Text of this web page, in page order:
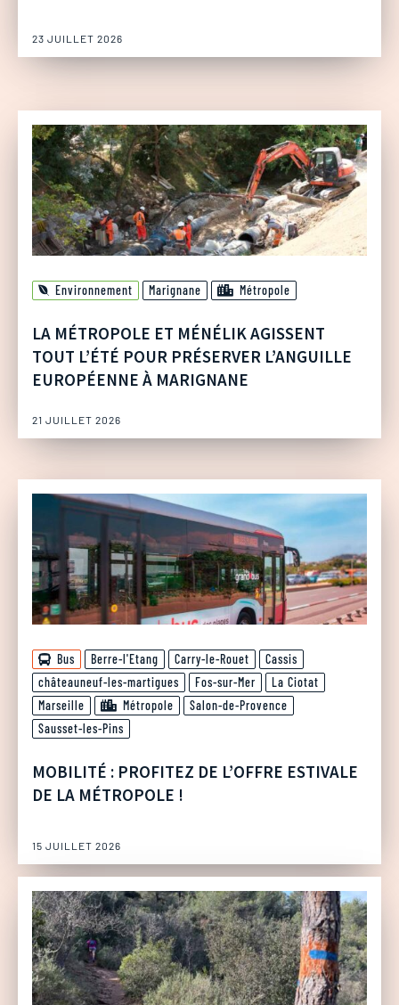
23 JUILLET 2026
Environnement Marignane Métropole
LA MÉTROPOLE ET MÉNÉLIK AGISSENT
TOUT L’ÉTÉ POUR PRÉSERVER L’ANGUILLE
EUROPÉENNE À MARIGNANE
21 JUILLET 2026
Bus Berre-l'Etang Carry-le-Rouet
Cassis
châteauneuf-les-martigues
Fos-sur-Mer
La Ciotat
Marseille
Métropole
Salon-de-Provence
Sausset-les-Pins
MOBILITÉ : PROFITEZ DE L’OFFRE ESTIVALE
DE LA MÉTROPOLE !
15 JUILLET 2026